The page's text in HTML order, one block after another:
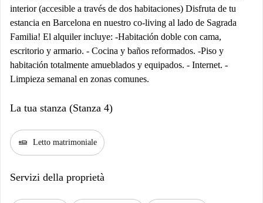
interior (accesible a través de dos habitaciones) Disfruta de tu
estancia en Barcelona en nuestro co-living al lado de Sagrada
Familia! El alquiler incluye: -Habitación doble con cama,
escritorio y armario. - Cocina y baños reformados. -Piso y
habitación totalmente amueblados y equipados. - Internet. -
Limpieza semanal en zonas comunes.
La tua stanza (Stanza 4)
airline_seat_flat Letto matrimoniale
Servizi della proprietà